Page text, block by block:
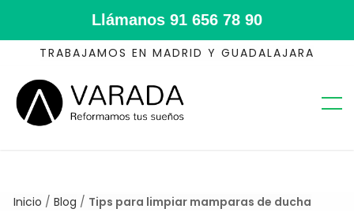
Llámanos 91 656 78 90
TRABAJAMOS EN MADRID Y GUADALAJARA
Inicio / Blog / Tips para limpiar mamparas de ducha